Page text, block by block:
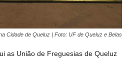
Cidade de Queluz | Foto: UF de Queluz e Belas
as União de Freguesias de Queluz